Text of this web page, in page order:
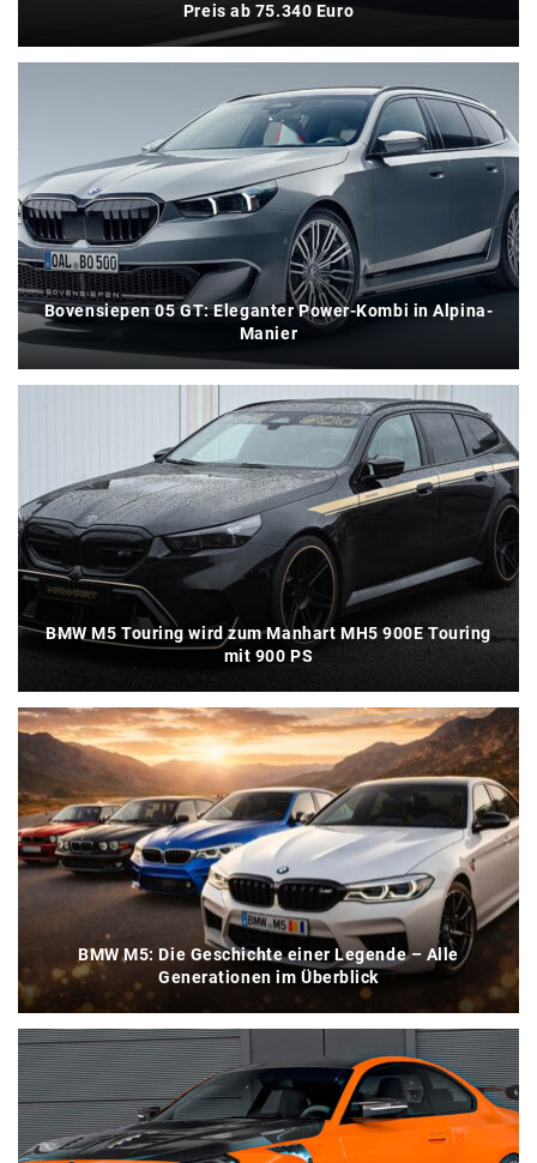
Preis ab 75.340 Euro
Bovensiepen 05 GT: Eleganter Power-Kombi in Alpina-
Manier
BMW M5 Touring wird zum Manhart MH5 900E Touring
mit 900 PS
BMW M5: Die Geschichte einer Legende – Alle
Generationen im Überblick